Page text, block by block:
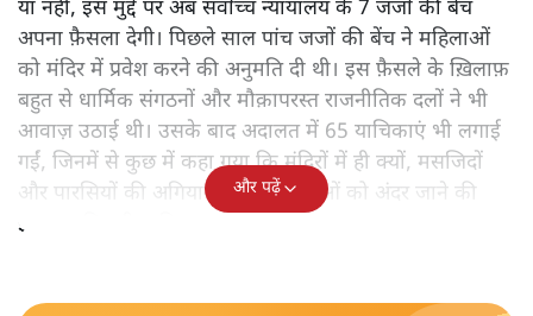
या नहीं, इस मुद्दे पर अब सर्वोच्च न्यायालय के 7 जजों की बेंच
अपना फ़ैसला देगी। पिछले साल पांच जजों की बेंच ने महिलाओं
को मंदिर में प्रवेश करने की अनुमति दी थी। इस फ़ैसले के ख़िलाफ़
बहुत से धार्मिक संगठनों और मौक़ापरस्त राजनीतिक दलों ने भी
आवाज़ उठाई थी। उसके बाद अदालत में 65 याचिकाएं भी लगाई
गईं, जिनमें से कुछ में कहा गया कि मंदिरों में ही क्यों, मसजिदों
और पारसियों की अगियारी में भी महिलाओं को अंदर जाने की
इजाजत मिलनी चाहिए।
और पढ़ें